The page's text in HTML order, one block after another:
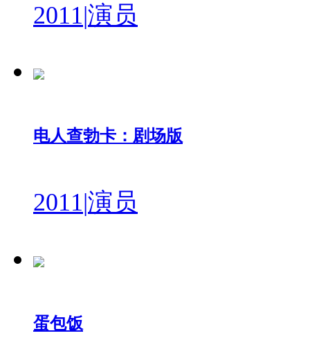
2011|演员
电人查勃卡：剧场版
2011|演员
蛋包饭